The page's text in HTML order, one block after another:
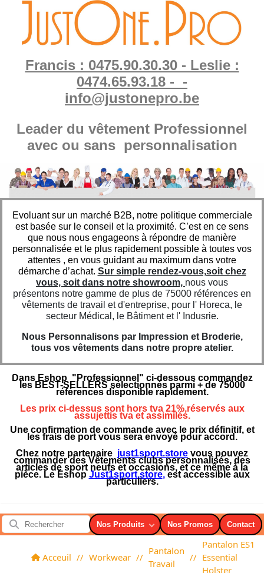
Francis : 0475.90.30.30 - Leslie :
0474.65.93.18 - -
info@justonepro.be
Leader du vêtement Professionnel
avec ou sans personnalisation
Evoluant sur un marché B2B, notre politique commerciale
est basée sur le conseil et la proximité. C’est en ce sens
que nous nous engageons à répondre de manière
personnalisée et le plus rapidement possible à toutes vos
attentes , en vous guidant au maximum dans votre
démarche d’achat. Sur simple rendez-vous,soit chez
vous, soit dans notre showroom, nous vous
présentons notre gamme de plus de 75000 références en
vêtements de travail et d'entreprise, pour l' Horeca, le
secteur Médical, le Bâtiment et l' Indusrie.
Nous Personnalisons par Impression et Broderie,
tous vos vêtements dans notre propre atelier.
Dans Eshop "Professionnel" ci-dessous commandez
les BEST-SELLERS sélectionnés parmi + de 75000
références disponible rapidement.
Les prix ci-dessus sont hors tva 21%,réservés aux
assujettis tva et assimilés.
Une confirmation de commande avec le prix définitif, et
les frais de port vous sera envoyé pour accord.
Chez notre partenaire just1sport.store vous pouvez
commander des Vêtements clubs personnalisés, des
articles de sport neufs et occasions, et ce même à la
pièce. Le Eshop Just1sport.store,est accessible aux
particuliers.
Nos Produits Nos Promos Contact
Acceuil // Workwear //
Pantalon
Travail
//
Pantalon ES1
Essential
Holster